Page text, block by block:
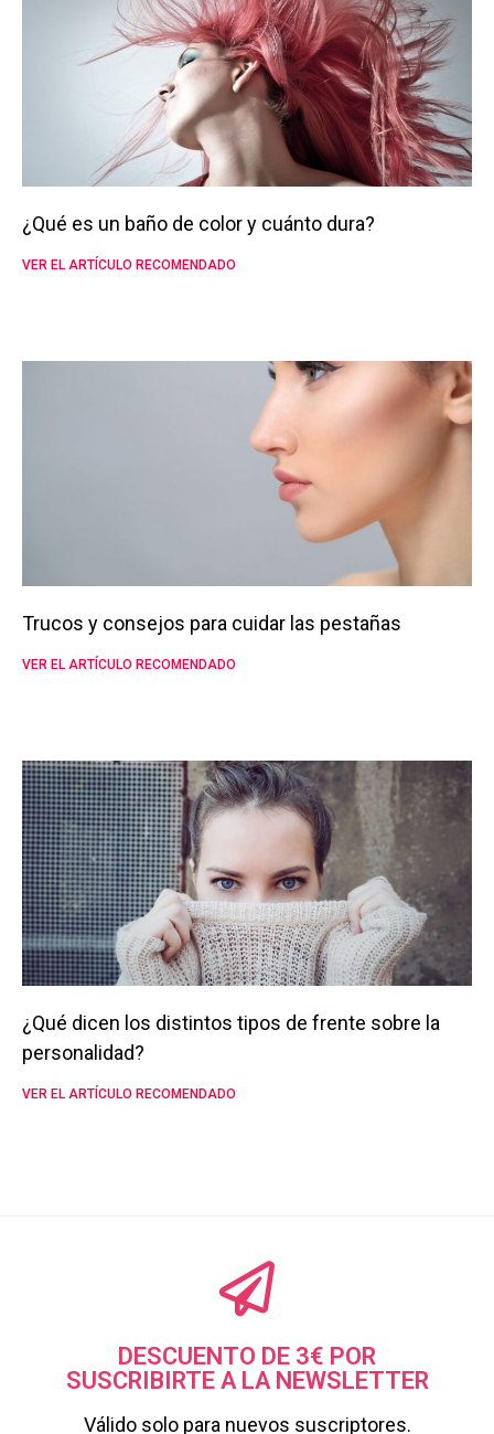
¿Qué es un baño de color y cuánto dura?
VER EL ARTÍCULO RECOMENDADO
Trucos y consejos para cuidar las pestañas
VER EL ARTÍCULO RECOMENDADO
¿Qué dicen los distintos tipos de frente sobre la
personalidad?
VER EL ARTÍCULO RECOMENDADO
DESCUENTO DE 3€ POR
SUSCRIBIRTE A LA NEWSLETTER
Válido solo para nuevos suscriptores.